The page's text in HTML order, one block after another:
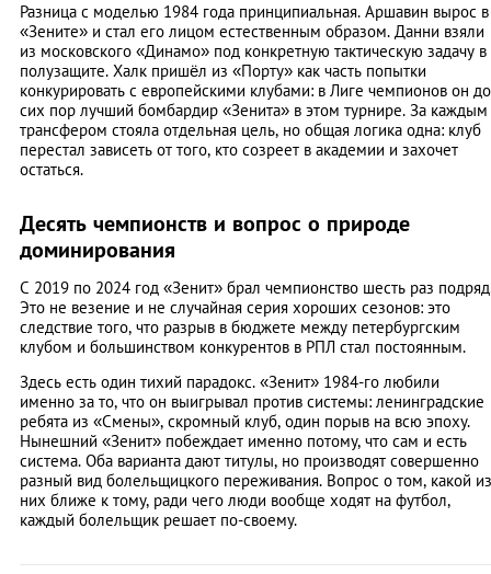
Разница с моделью 1984 года принципиальная. Аршавин вырос в
«Зените» и стал его лицом естественным образом. Данни взяли
из московского «Динамо» под конкретную тактическую задачу в
полузащите. Халк пришёл из «Порту» как часть попытки
конкурировать с европейскими клубами: в Лиге чемпионов он до
сих пор лучший бомбардир «Зенита» в этом турнире. За каждым
трансфером стояла отдельная цель, но общая логика одна: клуб
перестал зависеть от того, кто созреет в академии и захочет
остаться.
Десять чемпионств и вопрос о природе
доминирования
С 2019 по 2024 год «Зенит» брал чемпионство шесть раз
Это не везение и не случайная серия хороших сезонов: это
следствие того, что разрыв в бюджете между петербургским
клубом и большинством конкурентов в РПЛ стал постоянным.
Здесь есть один тихий парадокс. «Зенит» 1984-го любили
именно за то, что он выигрывал против системы: ленинградские
ребята из «Смены», скромный клуб, один порыв на всю эпоху.
Нынешний «Зенит» побеждает именно потому, что сам и есть
система. Оба варианта дают титулы, но производят совершенно
разный вид болельщицкого переживания. Вопрос о том, какой из
них ближе к тому, ради чего люди вообще ходят на футбол,
каждый болельщик решает по-своему.